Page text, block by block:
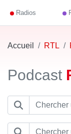
Radios
Accueil RTL
Podcast